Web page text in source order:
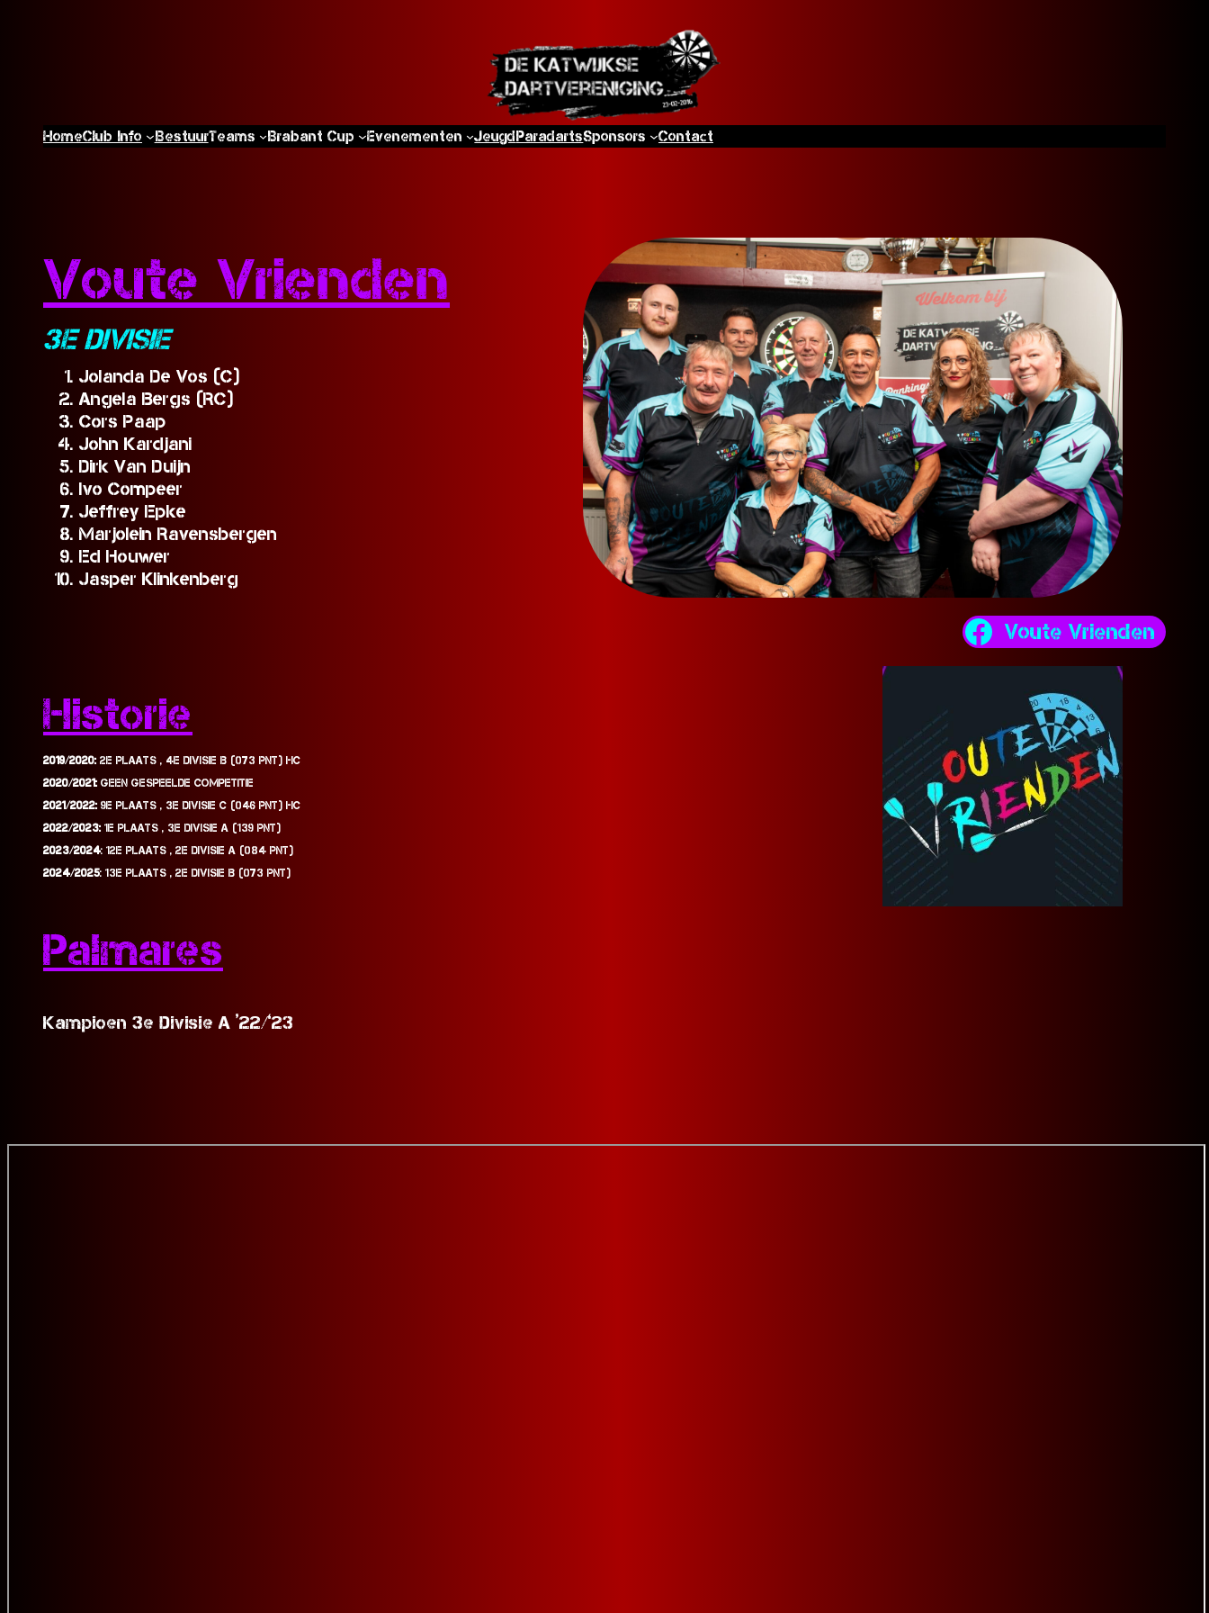
HomeClub Info BestuurTeams Brabant Cup Evenementen JeugdParadartsSponsors Contact
Voute Vrienden
3E DIVISIE
Jolanda De Vos (C)
Angela Bergs (RC)
Cors Paap
John Kardjani
Dirk Van Duijn
Ivo Compeer
Jeffrey Epke
Marjolein Ravensbergen
Ed Houwer
Jasper Klinkenberg
Voute Vrienden
Historie
2019/2020: 2E PLAATS , 4E DIVISIE B (073 PNT) HC​
2020/2021: GEEN GESPEELDE COMPETITIE​
2021/2022: 9E PLAATS , 3E DIVISIE C (046 PNT) HC​
2022/2023: 1E PLAATS , 3E DIVISIE A (139 PNT)​
2023/2024: 12E PLAATS , 2E DIVISIE A (084 PNT)
2024/2025: 13E PLAATS , 2E DIVISIE B (073 PNT)
Palmares
Kampioen 3e Divisie A ‘22/’23